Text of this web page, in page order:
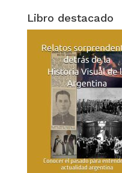
Libro destacado